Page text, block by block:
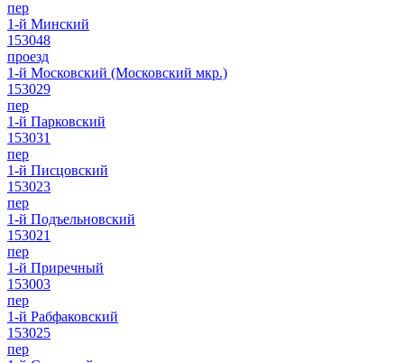
пер
1-й Минский
153048
проезд
1-й Московский (Московский мкр.)
153029
пер
1-й Парковский
153031
пер
1-й Писцовский
153023
пер
1-й Подъельновский
153021
пер
1-й Приречный
153003
пер
1-й Рабфаковский
153025
пер